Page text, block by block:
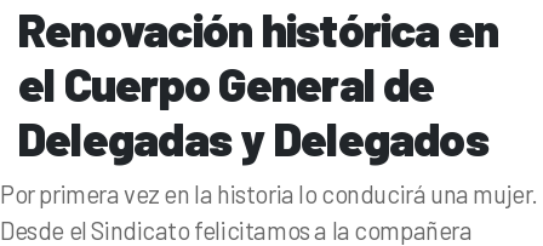
Renovación histórica en
el Cuerpo General de
Delegadas y Delegados
Por primera vez en la historia lo conducirá una mujer.
Desde el Sindicato felicitamos a la compañera